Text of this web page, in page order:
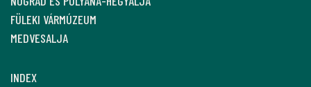
FÜLEKI VÁRMÚZEUM
MEDVESALJA
INDEX